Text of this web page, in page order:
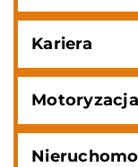
Kariera
Motoryzacja